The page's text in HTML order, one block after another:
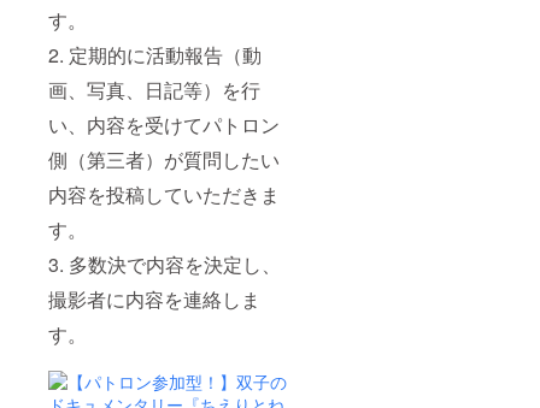
す。
2. 定期的に活動報告（動
画、写真、日記等）を行
い、内容を受けてパトロン
側（第三者）が質問したい
内容を投稿していただきま
す。
3. 多数決で内容を決定し、
撮影者に内容を連絡しま
す。